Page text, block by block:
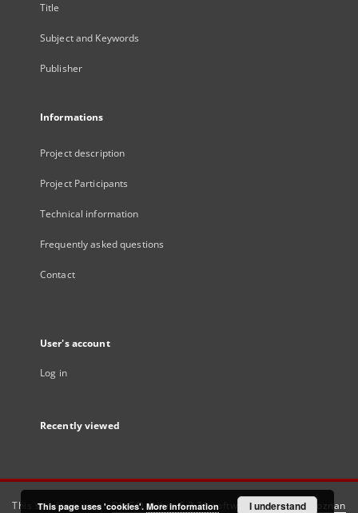
Title
Subject and Keywords
Publisher
Informations
Project description
Project Participants
Technical information
Frequently asked questions
Contact
User's account
Log in
Recently viewed
This service runs onDInGO dLibra 6.3.21software created by Poznan
This page uses 'cookies'. More information I understand